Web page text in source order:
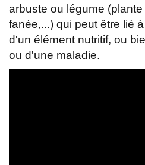
arbuste ou légume
fanée,...) qui peut être lié
d'un élément nutritif, ou
ou d'une maladie.